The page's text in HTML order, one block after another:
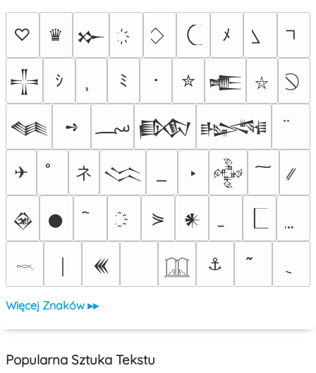
♡ ♛ 𒁍 ﾒ
𒋲 ｼ ﾐ ･ ✮ 𒍫 ⛥
𒈝 ➺ ؄ 𒁃 𒈙
✈ ネ 𒈱 ‣ 𒅒
𒊲 𒊹 ⋟ 𒀭
𓎖 𒌍 𓉳 ⚓
Więcej Znaków ▸▸
Popularna Sztuka Tekstu